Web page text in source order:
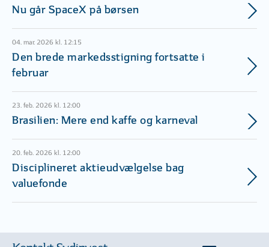
Nu går SpaceX på børsen
04. mar. 2026 kl. 12:15
Den brede markedsstigning fortsatte i
februar
23. feb. 2026 kl. 12:00
Brasilien: Mere end kaffe og karneval
20. feb. 2026 kl. 12:00
Disciplineret aktieudvælgelse bag
valuefonde